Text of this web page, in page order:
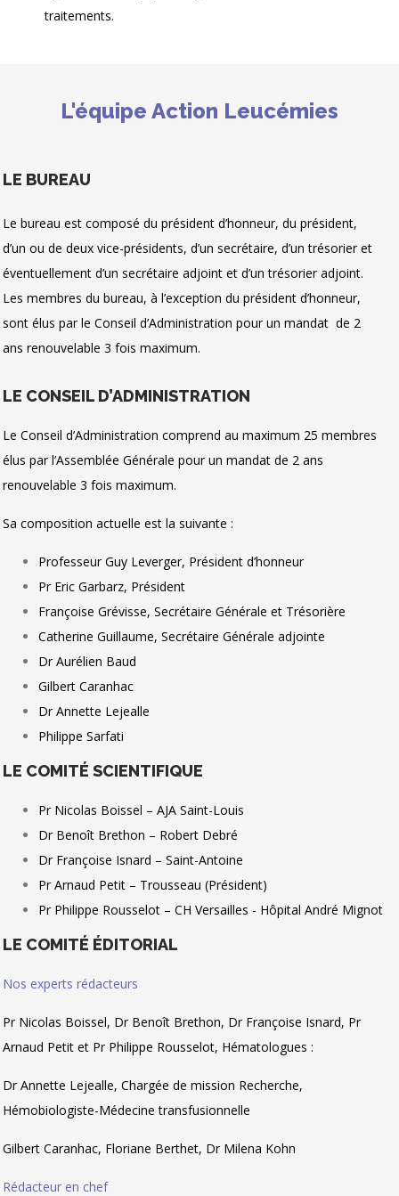
traitements.
L'équipe Action Leucémies
LE BUREAU
Le bureau est composé du président d’honneur, du président,
d’un ou de deux vice-présidents, d’un secrétaire, d’un trésorier et
éventuellement d’un secrétaire adjoint et d’un trésorier adjoint.
Les membres du bureau, à l’exception du président d’honneur,
sont élus par le Conseil d’Administration pour un mandat de 2
ans renouvelable 3 fois maximum.
LE CONSEIL D’ADMINISTRATION
Le Conseil d’Administration comprend au maximum 25 membres
élus par l’Assemblée Générale pour un mandat de 2 ans
renouvelable 3 fois maximum.
Sa composition actuelle est la suivante :
Professeur Guy Leverger, Président d’honneur
Pr Eric Garbarz, Président
Françoise Grévisse, Secrétaire Générale et Trésorière
Catherine Guillaume, Secrétaire Générale adjointe
Dr Aurélien Baud
Gilbert Caranhac
Dr Annette Lejealle
Philippe Sarfati
LE COMITÉ SCIENTIFIQUE
Pr Nicolas Boissel – AJA Saint-Louis
Dr Benoît Brethon – Robert Debré
Dr Françoise Isnard – Saint-Antoine
Pr Arnaud Petit – Trousseau (Président)
Pr Philippe Rousselot – CH Versailles - Hôpital André Mignot
LE COMITÉ ÉDITORIAL
Nos experts rédacteurs
Pr Nicolas Boissel, Dr Benoît Brethon, Dr Françoise Isnard, Pr
Arnaud Petit et Pr Philippe Rousselot, Hématologues :
Dr Annette Lejealle, Chargée de mission Recherche,
Hémobiologiste-Médecine transfusionnelle
Gilbert Caranhac, Floriane Berthet, Dr Milena Kohn
Rédacteur en chef